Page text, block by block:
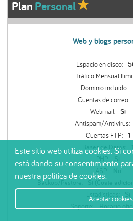
Plan Personal
Web y blogs
Espacio en disco:
Tráfico Mensual
Dominio incluido:
Cuentas de correo:
Webmail: Si
Antispam/Antivirus:
Cuentas FTP: 1
Bases de Datos:
PHP:
No
Backup/Restore:
Estadísticas:
Soporte: Horario
Este sitio web utiliza cookies. Si
está dando su consentimiento
nuestra política de cookies.
Aceptar cookies